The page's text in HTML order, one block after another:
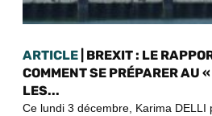
ARTICLE | BREXIT : LE
COMMENT SE PRÉPARER AU
LES...
Ce lundi 3 décembre, Karima DELLI